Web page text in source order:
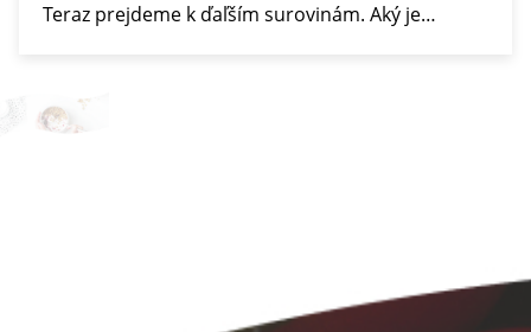
Teraz prejdeme k ďaľším surovinám. Aký je…